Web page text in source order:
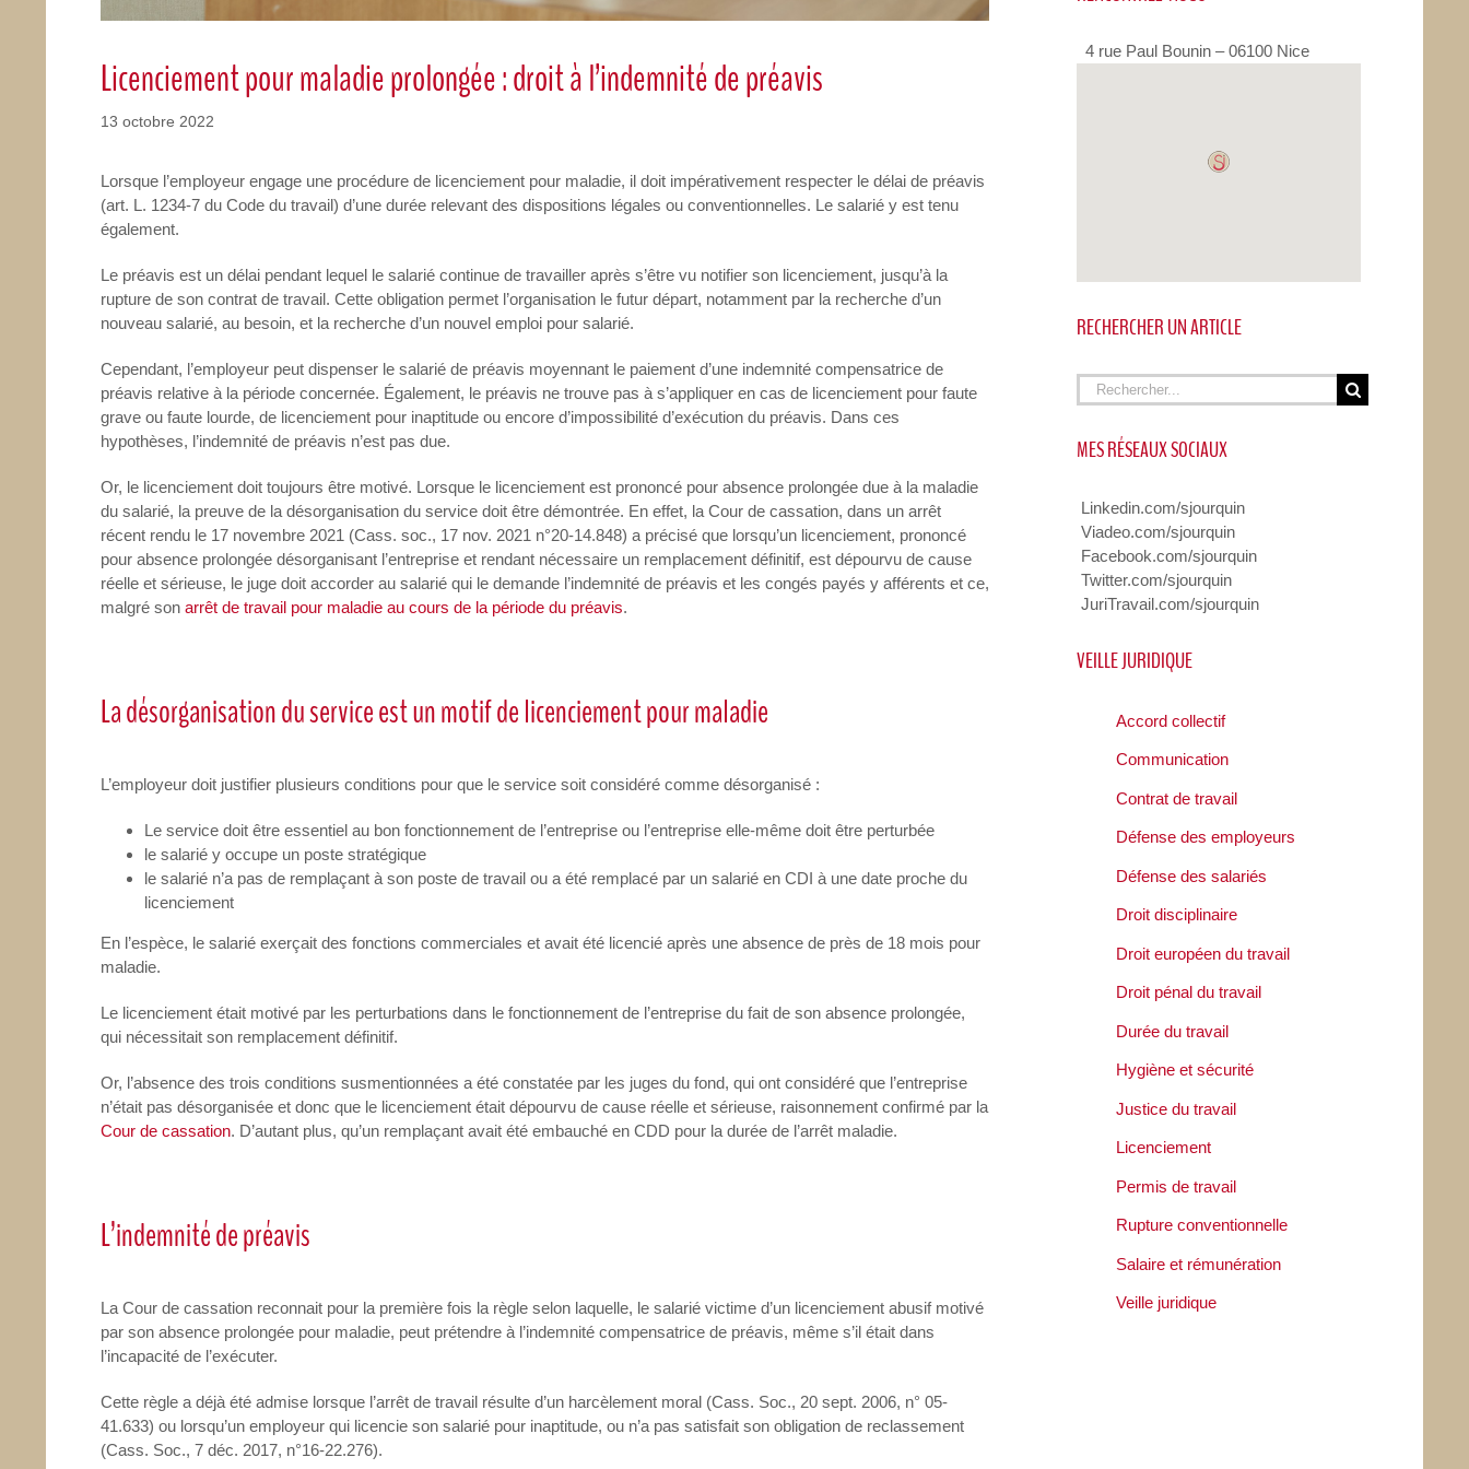
Licenciement pour maladie prolongée : droit à l’indemnité de préavis
13 octobre 2022
Lorsque l’employeur engage une procédure de licenciement pour maladie, il doit impérativement respecter le délai de préavis
(art. L. 1234-7 du Code du travail) d’une durée relevant des dispositions légales ou conventionnelles. Le salarié y est tenu
également.
Le préavis est un délai pendant lequel le salarié continue de travailler après s’être vu notifier son licenciement, jusqu’à la
rupture de son contrat de travail. Cette obligation permet l’organisation le futur départ, notamment par la recherche d’un
nouveau salarié, au besoin, et la recherche d’un nouvel emploi pour salarié.
Cependant, l’employeur peut dispenser le salarié de préavis moyennant le paiement d’une indemnité compensatrice de
préavis relative à la période concernée. Également, le préavis ne trouve pas à s’appliquer en cas de licenciement pour faute
grave ou faute lourde, de licenciement pour inaptitude ou encore d’impossibilité d’exécution du préavis. Dans ces
hypothèses, l’indemnité de préavis n’est pas due.
Or, le licenciement doit toujours être motivé. Lorsque le licenciement est prononcé pour absence prolongée due à la maladie
du salarié, la preuve de la désorganisation du service doit être démontrée. En effet, la Cour de cassation, dans un arrêt
récent rendu le 17 novembre 2021 (Cass. soc., 17 nov. 2021 n°20-14.848) a précisé que lorsqu’un licenciement, prononcé
pour absence prolongée désorganisant l’entreprise et rendant nécessaire un remplacement définitif, est dépourvu de cause
réelle et sérieuse, le juge doit accorder au salarié qui le demande l’indemnité de préavis et les congés payés y afférents et ce,
malgré son arrêt de travail pour maladie au cours de la période du préavis.
La désorganisation du service est un motif de licenciement pour maladie
L’employeur doit justifier plusieurs conditions pour que le service soit considéré comme désorganisé :
Le service doit être essentiel au bon fonctionnement de l’entreprise ou l’entreprise elle-même doit être perturbée
le salarié y occupe un poste stratégique
le salarié n’a pas de remplaçant à son poste de travail ou a été remplacé par un salarié en CDI à une date proche du
licenciement
En l’espèce, le salarié exerçait des fonctions commerciales et avait été licencié après une absence de près de 18 mois pour
maladie.
Le licenciement était motivé par les perturbations dans le fonctionnement de l’entreprise du fait de son absence prolongée,
qui nécessitait son remplacement définitif.
Or, l’absence des trois conditions susmentionnées a été constatée par les juges du fond, qui ont considéré que l’entreprise
n’était pas désorganisée et donc que le licenciement était dépourvu de cause réelle et sérieuse, raisonnement confirmé par la
Cour de cassation. D’autant plus, qu’un remplaçant avait été embauché en CDD pour la durée de l’arrêt maladie.
L’indemnité de préavis
La Cour de cassation reconnait pour la première fois la règle selon laquelle, le salarié victime d’un licenciement abusif motivé
par son absence prolongée pour maladie, peut prétendre à l’indemnité compensatrice de préavis, même s’il était dans
l’incapacité de l’exécuter.
Cette règle a déjà été admise lorsque l’arrêt de travail résulte d’un harcèlement moral (Cass. Soc., 20 sept. 2006, n° 05-
41.633) ou lorsqu’un employeur qui licencie son salarié pour inaptitude, ou n’a pas satisfait son obligation de reclassement
(Cass. Soc., 7 déc. 2017, n°16-22.276).
4 rue Paul Bounin – 06100 Nice
RECHERCHER UN ARTICLE
Rechercher
MES RÉSEAUX SOCIAUX
Linkedin.com/sjourquin
Viadeo.com/sjourquin
Facebook.com/sjourquin
Twitter.com/sjourquin
JuriTravail.com/sjourquin
VEILLE JURIDIQUE
Accord collectif
Communication
Contrat de travail
Défense des employeurs
Défense des salariés
Droit disciplinaire
Droit européen du travail
Droit pénal du travail
Durée du travail
Hygiène et sécurité
Justice du travail
Licenciement
Permis de travail
Rupture conventionnelle
Salaire et rémunération
Veille juridique